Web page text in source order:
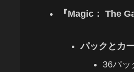
『Magic： The
パックとカ
36パッ